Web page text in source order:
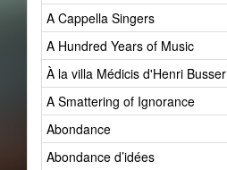
A Cappella Singers
A Hundred Years of Music
À la villa Médicis d'Henri Busser
A Smattering of Ignorance
Abondance
Abondance d’idées